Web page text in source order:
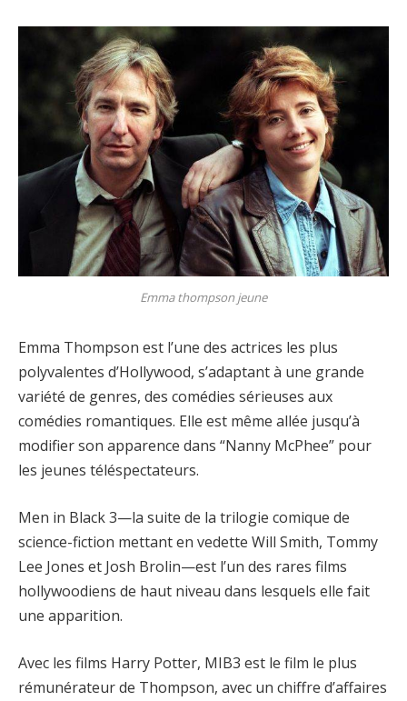
Emma thompson jeune
Emma Thompson est l’une des actrices les plus
polyvalentes d’Hollywood, s’adaptant à une grande
variété de genres, des comédies sérieuses aux
comédies romantiques. Elle est même allée jusqu’à
modifier son apparence dans “Nanny McPhee” pour
les jeunes téléspectateurs.
Men in Black 3—la suite de la trilogie comique de
science-fiction mettant en vedette Will Smith, Tommy
Lee Jones et Josh Brolin—est l’un des rares films
hollywoodiens de haut niveau dans lesquels elle fait
une apparition.
Avec les films Harry Potter, MIB3 est le film le plus
rémunérateur de Thompson, avec un chiffre d’affaires